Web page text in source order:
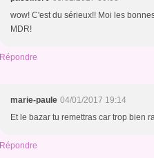
wow! C'est du sérieux!! Moi les
MDR!
Répondre
marie-paule 04/01/2017 19:14
Et le bazar tu remettras car trop bien
Répondre